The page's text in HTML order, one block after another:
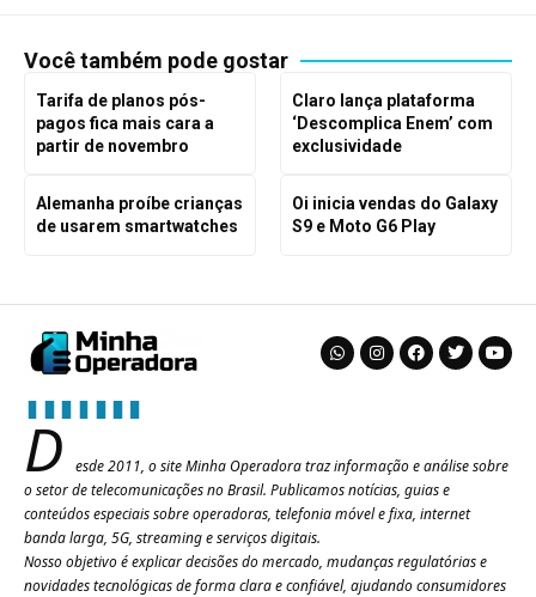
Você também pode gostar
Tarifa de planos pós-
pagos fica mais cara a
partir de novembro
Claro lança plataforma
‘Descomplica Enem’ com
exclusividade
Alemanha proíbe crianças
de usarem smartwatches
Oi inicia vendas do Galaxy
S9 e Moto G6 Play
D
esde 2011, o site Minha Operadora traz informação e análise sobre
o setor de telecomunicações no Brasil. Publicamos notícias, guias e
conteúdos especiais sobre operadoras, telefonia móvel e fixa, internet
banda larga, 5G, streaming e serviços digitais.
Nosso objetivo é explicar decisões do mercado, mudanças regulatórias e
novidades tecnológicas de forma clara e confiável, ajudando consumidores